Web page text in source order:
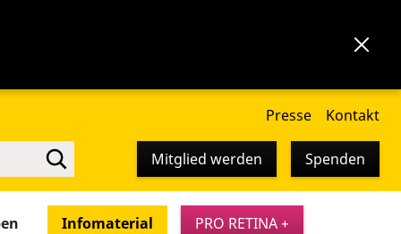
Presse Kontakt
Mitglied werden Spenden
Infomaterial PRO RETINA +